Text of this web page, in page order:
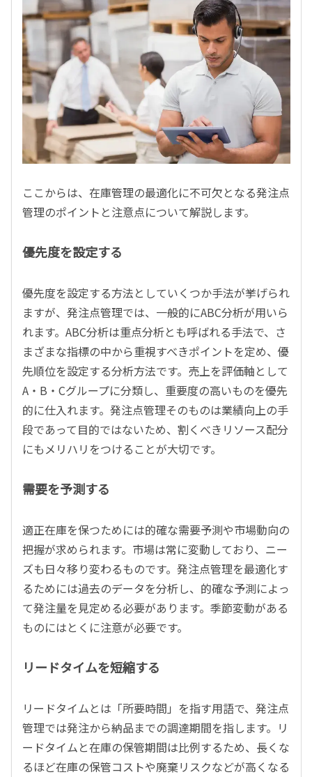
ここからは、在庫管理の最適化に不可欠となる発注点
管理のポイントと注意点について解説します。
優先度を設定する
優先度を設定する方法としていくつか手法が挙げられ
ますが、発注点管理では、一般的にABC分析が用いら
れます。ABC分析は重点分析とも呼ばれる手法で、さ
まざまな指標の中から重視すべきポイントを定め、優
先順位を設定する分析方法です。売上を評価軸として
A・B・Cグループに分類し、重要度の高いものを優先
的に仕入れます。発注点管理そのものは業績向上の手
段であって目的ではないため、割くべきリソース配分
にもメリハリをつけることが大切です。
需要を予測する
適正在庫を保つためには的確な需要予測や市場動向の
把握が求められます。市場は常に変動しており、ニー
ズも日々移り変わるものです。発注点管理を最適化す
るためには過去のデータを分析し、的確な予測によっ
て発注量を見定める必要があります。季節変動がある
ものにはとくに注意が必要です。
リードタイムを短縮する
リードタイムとは「所要時間」を指す用語で、発注点
管理では発注から納品までの調達期間を指します。リ
ードタイムと在庫の保管期間は比例するため、長くな
るほど在庫の保管コストや廃棄リスクなどが高くなる